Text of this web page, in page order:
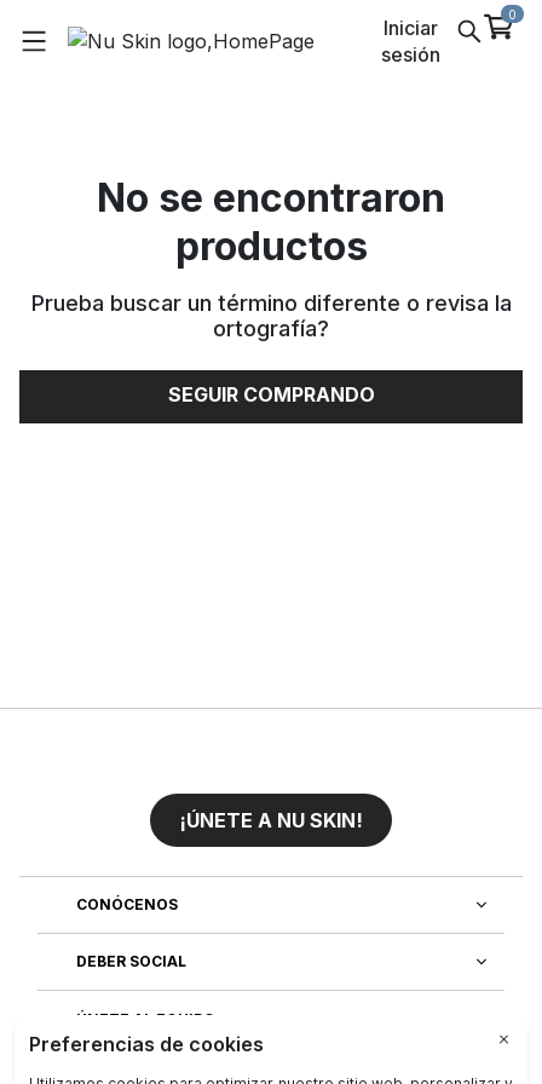
Iniciar
sesión
0
No se encontraron
productos
Prueba buscar un término diferente o revisa la
ortografía?
SEGUIR COMPRANDO
¡ÚNETE A NU SKIN!
CONÓCENOS
DEBER SOCIAL
ÚNETE AL EQUIPO
DESCUBRE NUESTRAS APLICACIONES